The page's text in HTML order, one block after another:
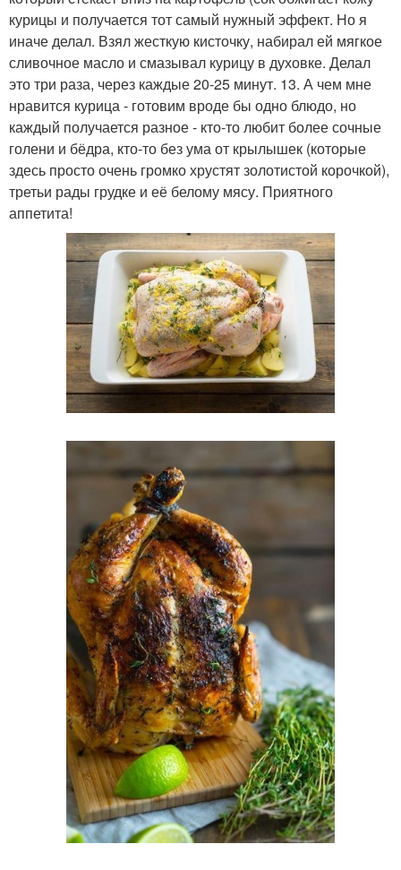
курицы и получается тот самый нужный эффект. Но я
иначе делал. Взял жесткую кисточку, набирал ей мягкое
сливочное масло и смазывал курицу в духовке. Делал
это три раза, через каждые 20-25 минут. 13. А чем мне
нравится курица - готовим вроде бы одно блюдо, но
каждый получается разное - кто-то любит более сочные
голени и бёдра, кто-то без ума от крылышек (которые
здесь просто очень громко хрустят золотистой корочкой),
третьи рады грудке и её белому мясу. Приятного
аппетита!